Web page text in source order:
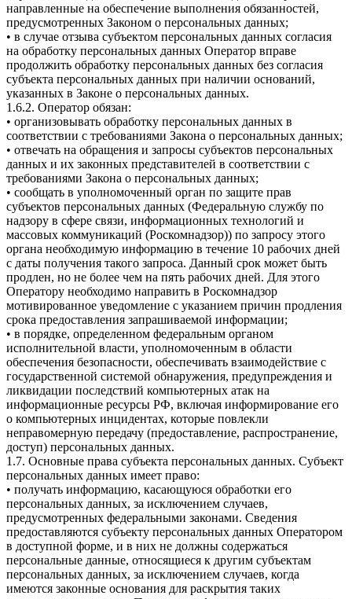
направленные на обеспечение выполнения обязанностей,
предусмотренных Законом о персональных данных;
• в случае отзыва субъектом персональных данных согласия
на обработку персональных данных Оператор вправе
продолжить обработку персональных данных без согласия
субъекта персональных данных при наличии оснований,
указанных в Законе о персональных данных.
1.6.2. Оператор обязан:
• организовывать обработку персональных данных в
соответствии с требованиями Закона о персональных данных;
• отвечать на обращения и запросы субъектов персональных
данных и их законных представителей в соответствии с
требованиями Закона о персональных данных;
• сообщать в уполномоченный орган по защите прав
субъектов персональных данных (Федеральную службу по
надзору в сфере связи, информационных технологий и
массовых коммуникаций (Роскомнадзор)) по запросу этого
органа необходимую информацию в течение 10 рабочих дней
с даты получения такого запроса. Данный срок может быть
продлен, но не более чем на пять рабочих дней. Для этого
Оператору необходимо направить в Роскомнадзор
мотивированное уведомление с указанием причин продления
срока предоставления запрашиваемой информации;
• в порядке, определенном федеральным органом
исполнительной власти, уполномоченным в области
обеспечения безопасности, обеспечивать взаимодействие с
государственной системой обнаружения, предупреждения и
ликвидации последствий компьютерных атак на
информационные ресурсы РФ, включая информирование его
о компьютерных инцидентах, которые повлекли
неправомерную передачу (предоставление, распространение,
доступ) персональных данных.
1.7. Основные права субъекта персональных данных. Субъект
персональных данных имеет право:
• получать информацию, касающуюся обработки его
персональных данных, за исключением случаев,
предусмотренных федеральными законами. Сведения
предоставляются субъекту персональных данных Оператором
в доступной форме, и в них не должны содержаться
персональные данные, относящиеся к другим субъектам
персональных данных, за исключением случаев, когда
имеются законные основания для раскрытия таких